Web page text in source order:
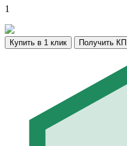
1
Купить в 1 клик Получить КП